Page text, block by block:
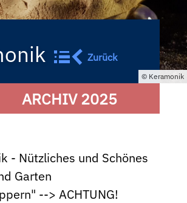
Zurück
ARCHIV 2025
Keramonik
- Nützliches und Schönes
Garten
--> ACHTUNG!